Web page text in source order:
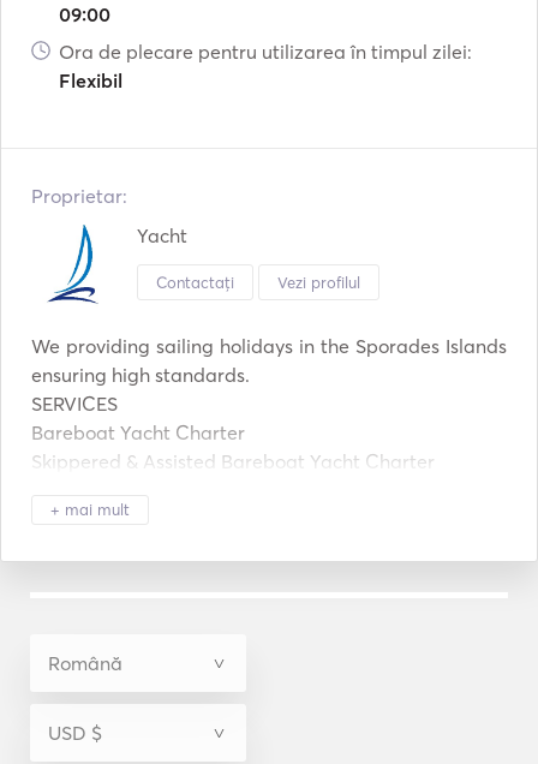
09:00
Ora de plecare pentru utilizarea în timpul zilei:
Flexibil
Proprietar:
Yacht
Contactați Vezi profilul
We providing sailing holidays in the Sporades Islands
ensuring high standards.
SERVICES
Bareboat Yacht Charter
Skippered & Assisted Bareboat Yacht Charter
Sail And Stay Sailing Holidays
+ mai mult